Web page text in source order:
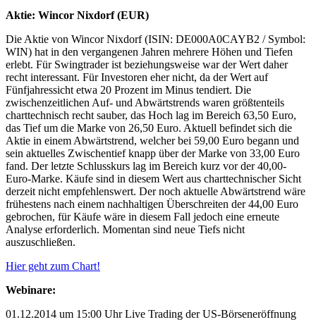
Aktie: Wincor Nixdorf (EUR)
Die Aktie von Wincor Nixdorf (ISIN: DE000A0CAYB2 / Symbol:
WIN) hat in den vergangenen Jahren mehrere Höhen und Tiefen
erlebt. Für Swingtrader ist beziehungsweise war der Wert daher
recht interessant. Für Investoren eher nicht, da der Wert auf
Fünfjahressicht etwa 20 Prozent im Minus tendiert. Die
zwischenzeitlichen Auf- und Abwärtstrends waren größtenteils
charttechnisch recht sauber, das Hoch lag im Bereich 63,50 Euro,
das Tief um die Marke von 26,50 Euro. Aktuell befindet sich die
Aktie in einem Abwärtstrend, welcher bei 59,00 Euro begann und
sein aktuelles Zwischentief knapp über der Marke von 33,00 Euro
fand. Der letzte Schlusskurs lag im Bereich kurz vor der 40,00-
Euro-Marke. Käufe sind in diesem Wert aus charttechnischer Sicht
derzeit nicht empfehlenswert. Der noch aktuelle Abwärtstrend wäre
frühestens nach einem nachhaltigen Überschreiten der 44,00 Euro
gebrochen, für Käufe wäre in diesem Fall jedoch eine erneute
Analyse erforderlich. Momentan sind neue Tiefs nicht
auszuschließen.
Hier geht zum Chart!
Webinare:
01.12.2014 um 15:00 Uhr Live Trading der US-Börseneröffnung